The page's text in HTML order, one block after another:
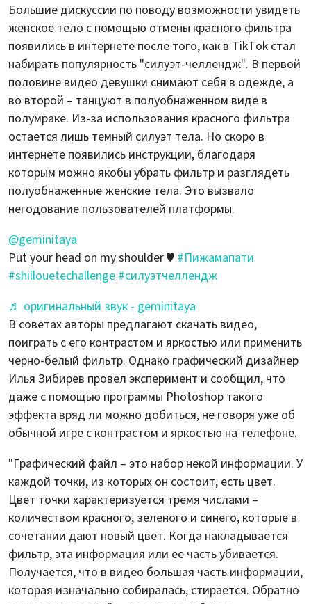
Большие дискуссии по поводу возможности увидеть
женское тело с помощью отмены красного фильтра
появились в интернете после того, как в TikTok стал
набирать популярность "силуэт-челлендж". В первой
половине видео девушки снимают себя в одежде, а
во второй – танцуют в полуобнаженном виде в
полумраке. Из-за использования красного фильтра
остается лишь темный силуэт тела. Но скоро в
интернете появились инструкции, благодаря
которым можно якобы убрать фильтр и разглядеть
полуобнаженные женские тела. Это вызвало
негодование пользователей платформы.
@geminitaya
Put your head on my shoulder ♥️ #Пижамапати
#shillouetechallenge #силуэтчеллендж
♬ оригинальный звук - geminitaya
В советах авторы предлагают скачать видео,
поиграть с его контрастом и яркостью или применить
черно-белый фильтр. Однако графический дизайнер
Илья Зибирев провел эксперимент и сообщил, что
даже с помощью программы Photoshop такого
эффекта вряд ли можно добиться, не говоря уже об
обычной игре с контрастом и яркостью на телефоне.
"Графический файл – это набор некой информации. У
каждой точки, из которых он состоит, есть цвет.
Цвет точки характеризуется тремя числами –
количеством красного, зеленого и синего, которые в
сочетании дают новый цвет. Когда накладывается
фильтр, эта информация или ее часть убивается.
Получается, что в видео большая часть информации,
которая изначально собиралась, стирается. Обратно